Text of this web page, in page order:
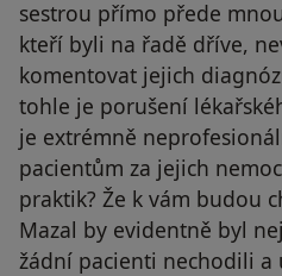
sestrou přímo přede
kteří byli na řadě dříve,
komentovat jejich
tohle je porušení
je extrémně
pacientům za jejich
praktik? Že k vám budou
Mazal by evidentně byl
žádní pacienti nechodili a